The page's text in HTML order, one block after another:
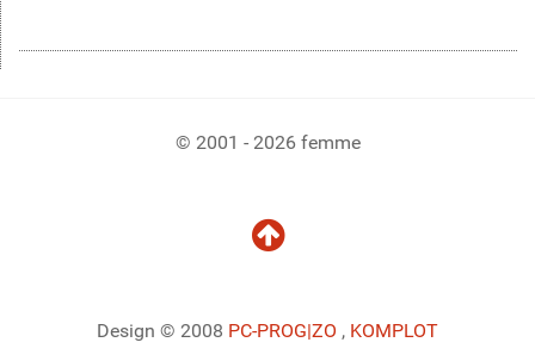
© 2001 - 2026 femme
Design © 2008 PC-PROG|ZO , KOMPLOT